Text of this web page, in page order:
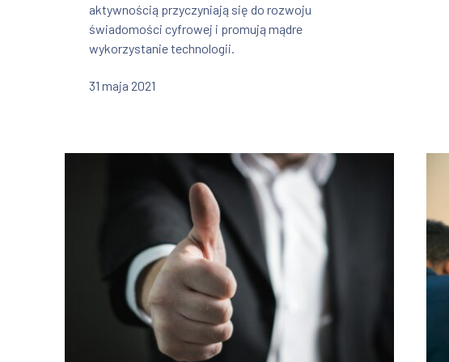
aktywnością przyczyniają się do rozwoju
świadomości cyfrowej i promują mądre
wykorzystanie technologii.
31 maja 2021